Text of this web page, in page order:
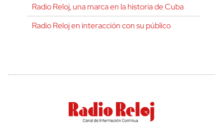
Radio Reloj, una marca en la historia de Cuba
Radio Reloj en interacción con su público